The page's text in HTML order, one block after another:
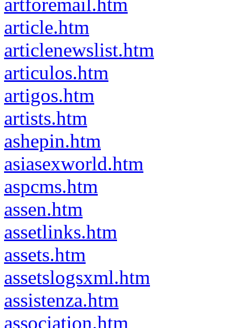
article.htm
articlenewslist.htm
articulos.htm
artigos.htm
artists.htm
ashepin.htm
asiasexworld.htm
aspcms.htm
assen.htm
assetlinks.htm
assets.htm
assetslogsxml.htm
assistenza.htm
association.htm